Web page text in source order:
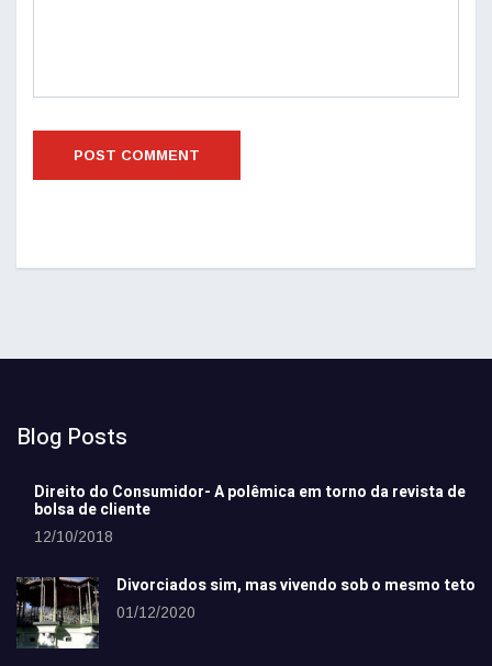
Blog Posts
Direito do Consumidor- A polêmica em torno da revista de
bolsa de cliente
12/10/2018
Divorciados sim, mas vivendo sob o mesmo teto
01/12/2020